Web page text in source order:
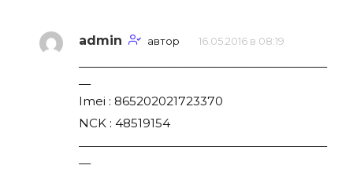
admin автор 16.05.2016 в 08:19
—————————————————————
—
Imei : 865202021723370
NCK : 48519154
—————————————————————
—